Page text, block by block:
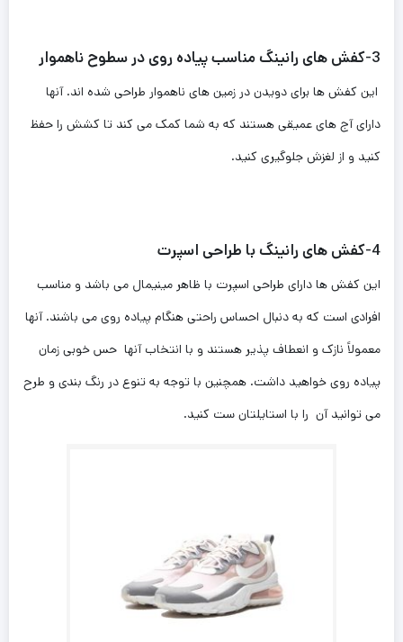
3-کفش های رانینگ مناسب پیاده روی در سطوح ناهموار
این کفش ها برای دویدن در زمین های ناهموار طراحی شده اند. آنها
دارای آج های عمیقی هستند که به شما کمک می کند تا کشش را حفظ
کنید و از لغزش جلوگیری کنید.
4-کفش های رانینگ با طراحی اسپرت
این کفش ها دارای طراحی اسپرت با ظاهر مینیمال می باشد و مناسب
افرادی است که به دنبال احساس راحتی هنگام پیاده روی می باشند. آنها
معمولاً نازک و انعطاف پذیر هستند و با انتخاب آنها حس خوبی زمان
پیاده روی خواهید داشت. همچنین با توجه به تنوع در رنگ بندی و طرح
می توانید آن را با استایلتان ست کنید.